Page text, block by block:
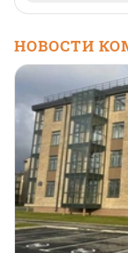
НОВОСТИ